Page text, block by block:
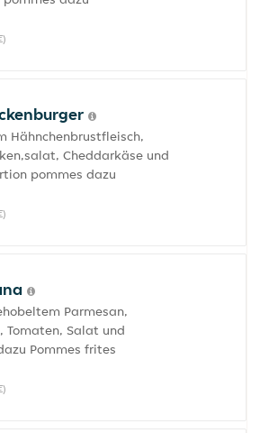
Hähnchenbrustfleisch,
Cheddarkäse und
pommes dazu
Parmesan,
Tomaten, Salat und
Pommes frites